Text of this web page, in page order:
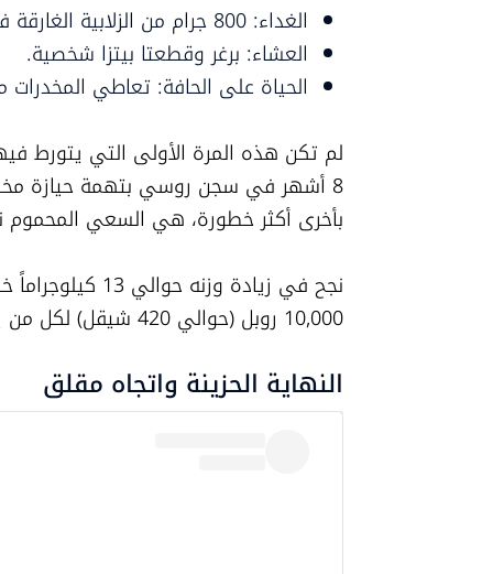
الغداء: 800 جرام من الزلابية الغارقة في صلصة أساسها المايونيز.
العشاء: برغر وقطعتا بيتزا شخصية.
الحياة على الحافة: تعاطي المخدرات
بأخرى أكثر خطورة، هي السعي المحموم
10,000 روبل (حوالي 420 شيقل) لكل من يتمكن من خسارة الوزن معه.
النهاية الحزينة واتجاه مقلق